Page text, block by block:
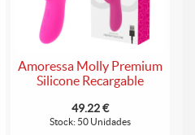
Amoressa Molly Premium
Silicone Recargable
49.22 €
Stock: 50 Unidades